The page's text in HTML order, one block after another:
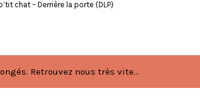
chat – Derrière la porte (DLP)
Retrouvez nous très vite...